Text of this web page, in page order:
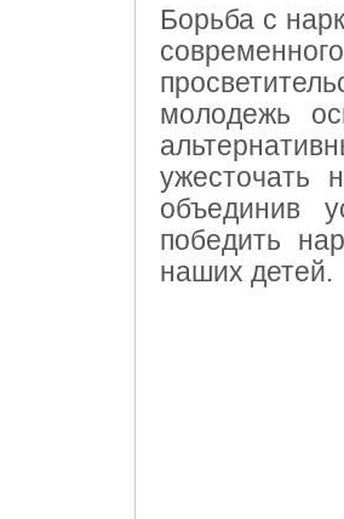
Борьба с
молодежь
ужесточать
объединив
победить
наших детей.